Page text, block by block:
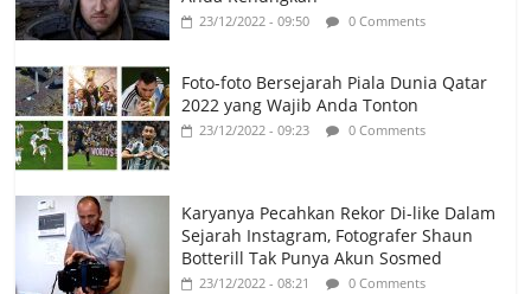
23/12/2022 - 09:50 0 Comments
Foto-foto Bersejarah Piala Dunia Qatar
2022 yang Wajib Anda Tonton
23/12/2022 - 09:23 0 Comments
Karyanya Pecahkan Rekor Di-like Dalam
Sejarah Instagram, Fotografer Shaun
Botterill Tak Punya Akun Sosmed
23/12/2022 - 08:21 0 Comments